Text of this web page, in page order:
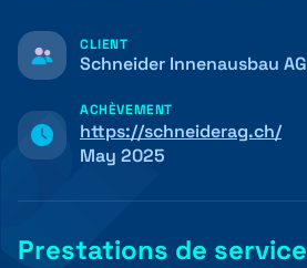
À PROPOS DE NOUS
CONTACT
CLIENT
Schneider Innenausbau AG
ACHÈVEMENT
https://schneiderag.ch/
May 2025
Prestations de service